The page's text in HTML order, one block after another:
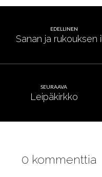
EDELLINEN
Sanan ja rukouksen
SEURAAVA
Leipäkirkko
0 kommenttia